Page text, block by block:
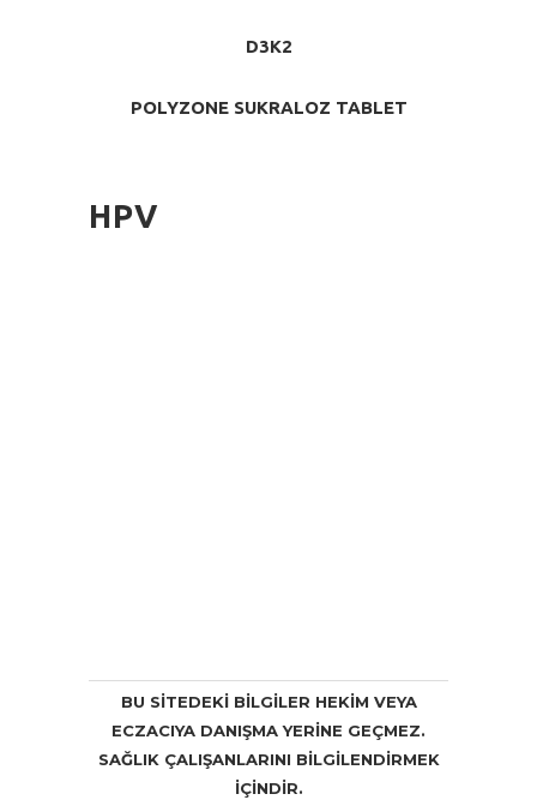
D3K2
POLYZONE SUKRALOZ TABLET
HPV
BU SITEDEKI BILGILER HEKIM VEYA
ECZACIYA DANIŞMA YERINE GEÇMEZ.
SAĞLIK ÇALIŞANLARINI BILGILENDIRMEK
IÇINDIR.